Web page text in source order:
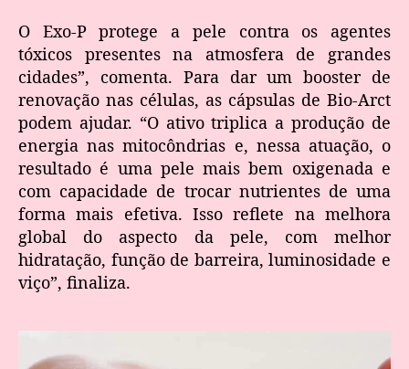
O Exo-P protege a pele contra os agentes
tóxicos presentes na atmosfera de grandes
cidades”, comenta. Para dar um booster de
renovação nas células, as cápsulas de Bio-Arct
podem ajudar. “O ativo triplica a produção de
energia nas mitocôndrias e, nessa atuação, o
resultado é uma pele mais bem oxigenada e
com capacidade de trocar nutrientes de uma
forma mais efetiva. Isso reflete na melhora
global do aspecto da pele, com melhor
hidratação, função de barreira, luminosidade e
viço”, finaliza.